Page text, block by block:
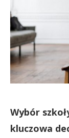
Wybór
kluczowa